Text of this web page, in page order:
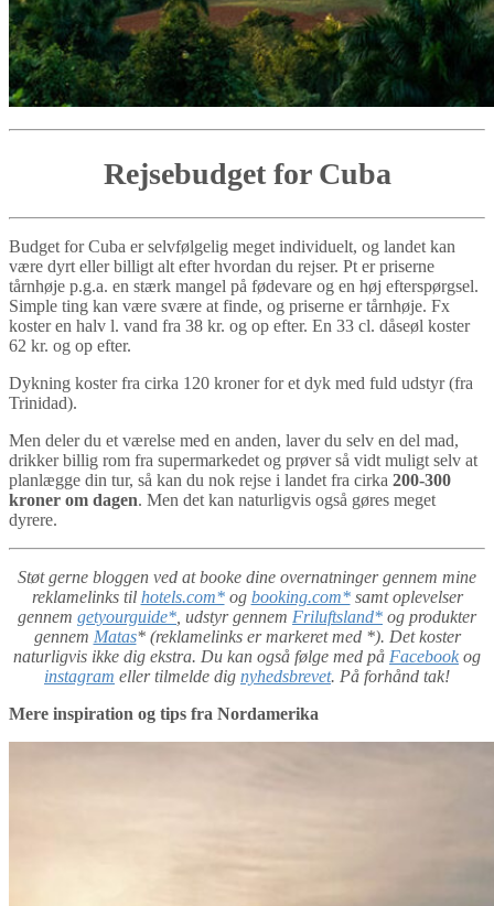
Rejsebudget for Cuba
Budget for Cuba er selvfølgelig meget individuelt, og landet kan
være dyrt eller billigt alt efter hvordan du rejser. Pt er priserne
tårnhøje p.g.a. en stærk mangel på fødevare og en høj efterspørgsel.
Simple ting kan være svære at finde, og priserne er tårnhøje. Fx
koster en halv l. vand fra 38 kr. og op efter. En 33 cl. dåseøl koster
62 kr. og op efter.
Dykning koster fra cirka 120 kroner for et dyk med fuld udstyr (fra
Trinidad).
Men deler du et værelse med en anden, laver du selv en del mad,
drikker billig rom fra supermarkedet og prøver så vidt muligt selv at
planlægge din tur, så kan du nok rejse i landet fra cirka 200-300
kroner om dagen. Men det kan naturligvis også gøres meget
dyrere.
Støt gerne bloggen ved at booke dine overnatninger gennem mine
reklamelinks til hotels.com*og booking.com*samt oplevelser
gennem getyourguide* , udstyr gennem Friluftsland* og produkter
gennem Matas* (reklamelinks er markeret med *). Det koster
naturligvis ikke dig ekstra. Du kan også følge med på Facebook og
instagram eller tilmelde dig nyhedsbrevet. På forhånd tak!
Mere inspiration og tips fra Nordamerika